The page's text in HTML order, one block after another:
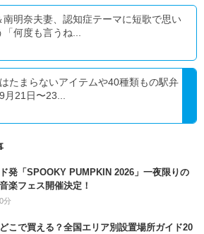
南明奈夫妻、認知症テーマに短歌で思い
何度も言うね...
たまらないアイテムや40種類もの駅弁
21日〜23...
発「SPOOKY PUMPKIN 2026」一夜限りの
楽フェス開催決定！
分
こで買える？全国エリア別設置場所ガイド20